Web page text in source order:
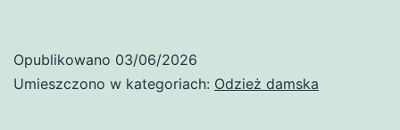
Opublikowano 03/06/2026
Umieszczono w kategoriach: Odzież damska